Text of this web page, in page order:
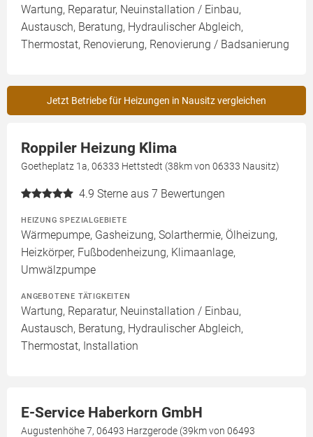
Wartung, Reparatur, Neuinstallation / Einbau,
Austausch, Beratung, Hydraulischer Abgleich,
Thermostat, Renovierung, Renovierung / Badsanierung
Jetzt Betriebe für Heizungen in Nausitz vergleichen
Roppiler Heizung Klima
Goetheplatz 1a, 06333 Hettstedt (38km von 06333 Nausitz)
4.9 Sterne aus 7 Bewertungen
HEIZUNG SPEZIALGEBIETE
Wärmepumpe, Gasheizung, Solarthermie, Ölheizung,
Heizkörper, Fußbodenheizung, Klimaanlage,
Umwälzpumpe
ANGEBOTENE TÄTIGKEITEN
Wartung, Reparatur, Neuinstallation / Einbau,
Austausch, Beratung, Hydraulischer Abgleich,
Thermostat, Installation
E-Service Haberkorn GmbH
Augustenhöhe 7, 06493 Harzgerode (39km von 06493